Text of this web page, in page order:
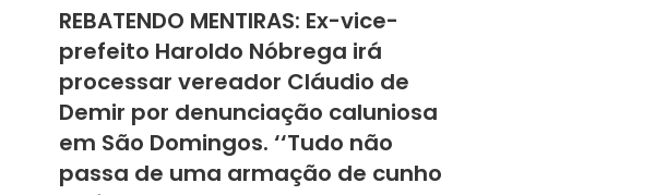
REBATENDO MENTIRAS: Ex-vice-
prefeito Haroldo Nóbrega irá
processar vereador Cláudio de
Demir por denunciação caluniosa
em São Domingos. ‘‘Tudo não
passa de uma armação de cunho